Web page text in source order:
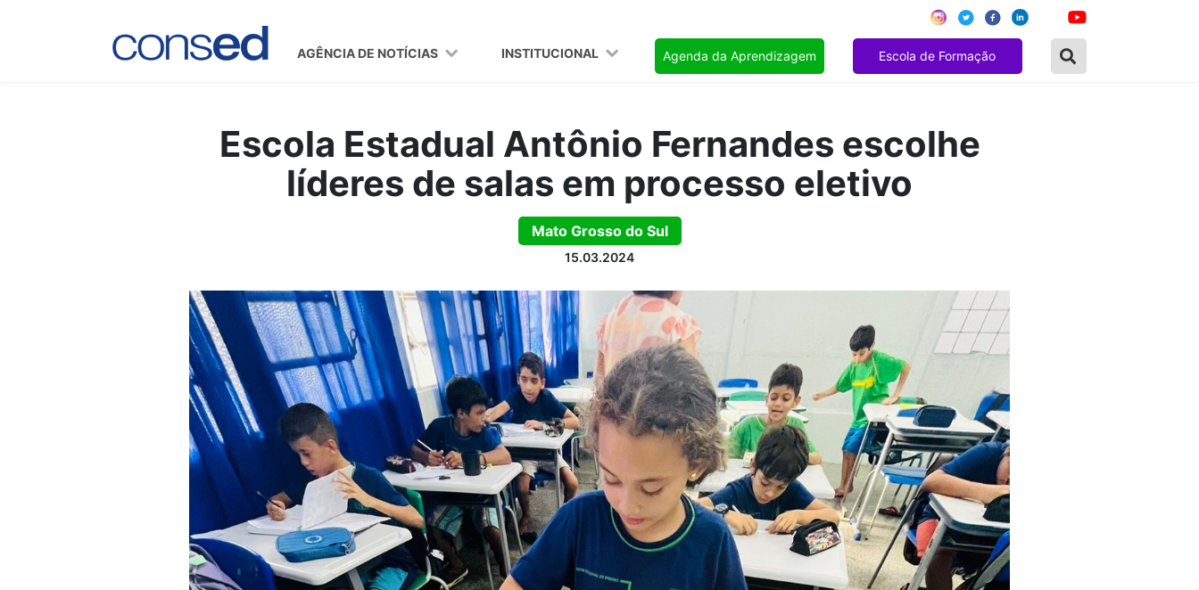
AGÊNCIA DE NOTÍCIAS INSTITUCIONAL Agenda da Aprendizagem Escola de Formação
Escola Estadual Antônio Fernandes escolhe
líderes de salas em processo eletivo
Mato Grosso do Sul
15.03.2024